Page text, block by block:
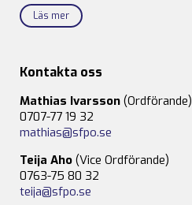
Läs mer
Kontakta oss
Mathias Ivarsson (Ordförande)
0707-77 19 32
mathias@sfpo.se
Teija Aho (Vice Ordförande)
0763-75 80 32
teija@sfpo.se